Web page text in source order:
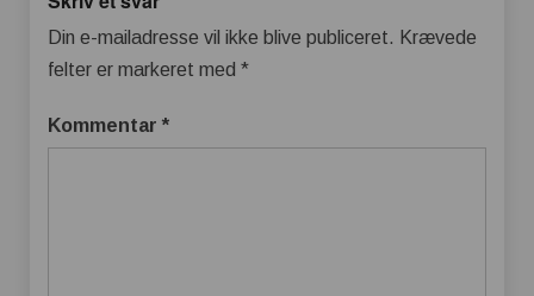
Din e-mailadresse vil ikke blive publiceret. Krævede
felter er markeret med *
Kommentar *